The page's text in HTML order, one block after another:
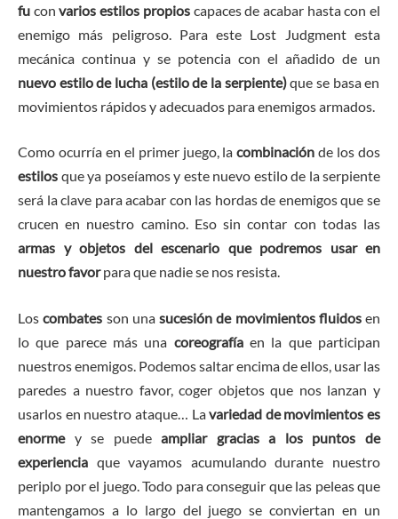
fu convarios estilos propioscapaces de acabar hasta con el
enemigo más peligroso. Para este Lost Judgment esta
mecánica continua y se potencia con el añadido de un
nuevo estilo de lucha (estilo de la serpiente)que se basa en
movimientos rápidos y adecuados para enemigos armados.
Como ocurría en el primer juego, lacombinaciónde los dos
estilos que ya poseíamos y este nuevo estilo de la serpiente
será la clave para acabar con las hordas de enemigos que se
crucen en nuestro camino. Eso sin contar con todas las
armas y objetos del escenario que podremos usar en
nuestro favorpara que nadie se nos resista.
Loscombates son una sucesión de movimientos fluidosen
lo que parece más una coreografíaen la que participan
nuestros enemigos. Podemos saltar encima de ellos, usar las
paredes a nuestro favor, coger objetos que nos lanzan y
usarlos en nuestro ataque… Lavariedad de movimientos es
enormey se puedeampliar gracias a los puntos de
experiencia que vayamos acumulando durante nuestro
periplo por el juego. Todo para conseguir que las peleas que
mantengamos a lo largo del juego se conviertan en un